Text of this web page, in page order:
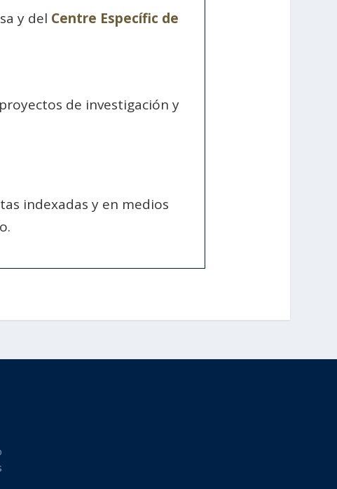
y del Centre Específic de
de investigación y
indexadas y en medios